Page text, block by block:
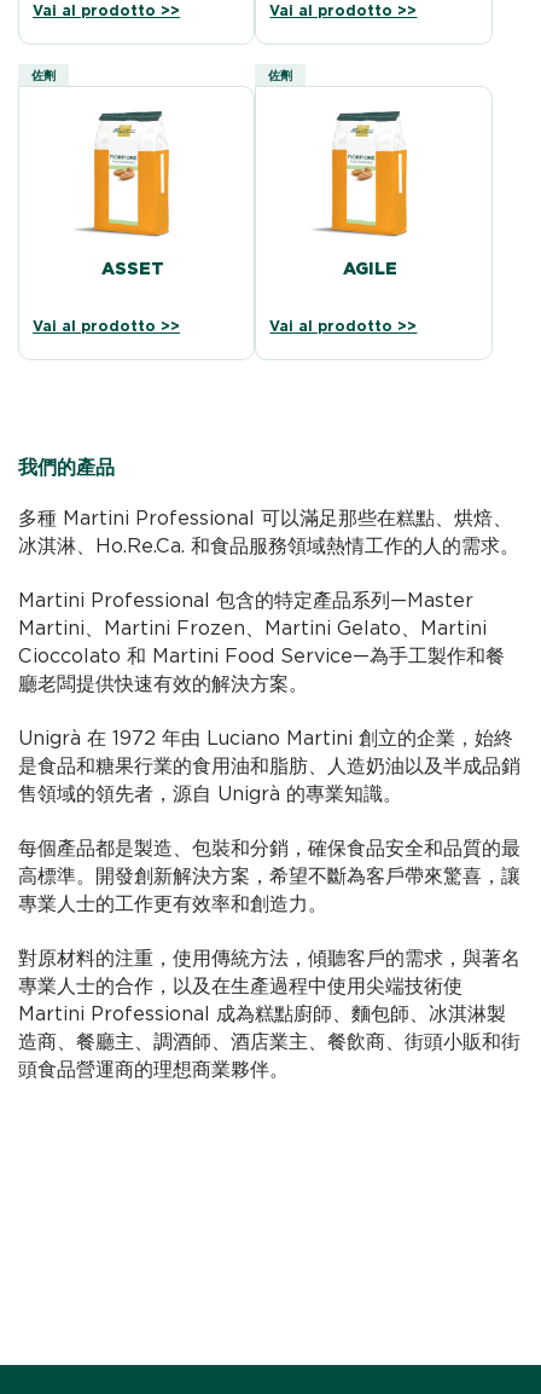
Vai al prodotto >> Vai al prodotto >>
佐劑
ASSET
Vai al prodotto >>
佐劑
AGILE
Vai al prodotto >>
我們的產品
多種 Martini Professional 可以滿足那些在糕點、烘焙、
冰淇淋、Ho.Re.Ca. 和食品服務領域熱情工作的人的需求。
Martini Professional 包含的特定產品系列—Master
Martini、Martini Frozen、Martini Gelato、Martini
Cioccolato 和 Martini Food Service—為手工製作和餐
廳老闆提供快速有效的解決方案。
Unigrà 在 1972 年由 Luciano Martini 創立的企業，始終
是食品和糖果行業的食用油和脂肪、人造奶油以及半成品銷
售領域的領先者，源自 Unigrà 的專業知識。
每個產品都是製造、包裝和分銷，確保食品安全和品質的最
高標準。開發創新解決方案，希望不斷為客戶帶來驚喜，讓
專業人士的工作更有效率和創造力。
對原材料的注重，使用傳統方法，傾聽客戶的需求，與著名
專業人士的合作，以及在生產過程中使用尖端技術使
Martini Professional 成為糕點廚師、麵包師、冰淇淋製
造商、餐廳主、調酒師、酒店業主、餐飲商、街頭小販和街
頭食品營運商的理想商業夥伴。